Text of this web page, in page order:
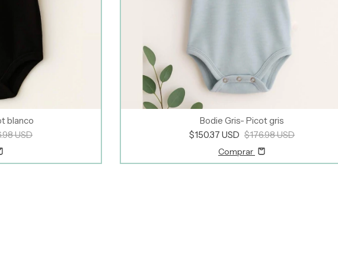
blanco
USD
Bodie Gris- Picot gris
$150.37 USD $176.98 USD
Comprar